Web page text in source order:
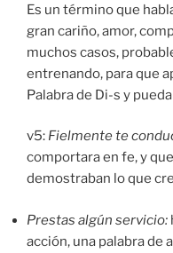
Es un término que
gran cariño, amor,
muchos casos,
entrenando, para que
Palabra de Di-s y
v5: Fielmente te
comportara en fe, y
demostraban lo que
Prestas algún servicio:
acción, una palabra de